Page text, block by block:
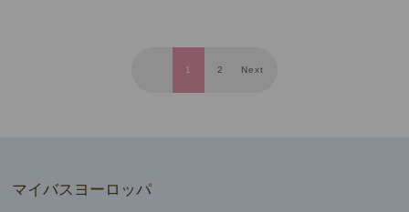
1 2 Next
マイバスヨーロッパ